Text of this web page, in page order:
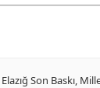
Elazığ Son Baskı,